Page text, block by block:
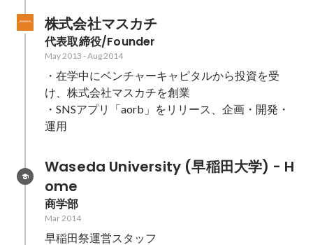
株式会社マスカチ
代表取締役/Founder
May 2013 -Aug 2014
・在学中にベンチャーキャピタルから投資を受
け、株式会社マスカチを創業
・SNSアプリ「aorb」をリリース、企画・開発・
運用
Waseda University (早稲田大学) - H
ome
商学部
Mar 2014
早稲田祭運営スタッフ